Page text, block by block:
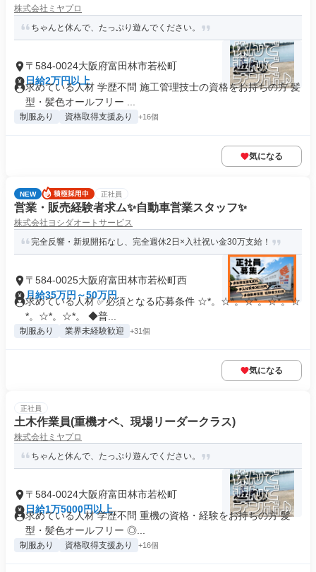
株式会社ミヤプロ
ちゃんと休んで、たっぷり遊んでください。
〒584-0024大阪府富田林市若松町
日給2万円以上
求めている人材 学歴不問 施工管理技士の資格をお持ちの方 髪
型・髪色オールフリー ...
制服あり 資格取得支援あり +16個
気になる
NEW 正社員
営業・販売経験者求ム✨自動車営業スタッフ✨
株式会社ヨシダオートサービス
完全反響・新規開拓なし、完全週休2日×入社祝い金30万支給！
〒584-0025大阪府富田林市若松町西
月給35万円～50万円
求めている人材 ✅必須となる応募条件 ☆*。☆*。☆*。☆*。☆
*。☆*。☆*。 ◆普...
制服あり 業界未経験歓迎 +31個
気になる
正社員
土木作業員(重機オペ、現場リーダークラス)
株式会社ミヤプロ
ちゃんと休んで、たっぷり遊んでください。
〒584-0024大阪府富田林市若松町
日給1万5000円以上
求めている人材 学歴不問 重機の資格・経験をお持ちの方 髪
型・髪色オールフリー ◎...
制服あり 資格取得支援あり +16個